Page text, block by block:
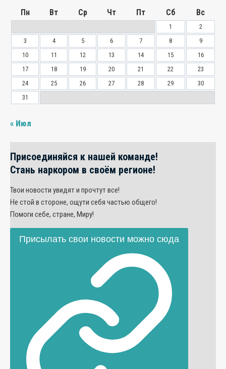
Пн
Вт Ср Чт Пт Сб Вс
1
2
3
4 5 6 7 8
9
10
11 12 13 14 15
16
17
18 19 20 21 22
23
24
25 26 27 28 29
30
31
« Июл
Присоединяйся к нашей команде!
Стань наркором в своём регионе!
Твои новости увидят и прочтут все!
Не стой в стороне, ощути себя частью общего!
Помоги себе, стране, Миру!
Присылать свои новости можно сюда